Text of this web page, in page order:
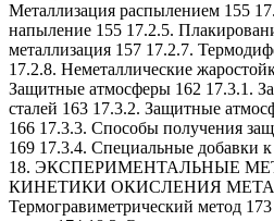
Металлизация распылением 155
напыление 155 17.2.5.
металлизация 157 17.2.7.
17.2.8. Неметаллические
Защитные атмосферы 162 17.3.1.
сталей 163 17.3.2. Защитные
166 17.3.3. Способы получения
169 17.3.4. Специальные добавки
18. ЭКСПЕРИМЕНТАЛЬНЫЕ
КИНЕТИКИ ОКИСЛЕНИЯ
Термогравиметрический метод